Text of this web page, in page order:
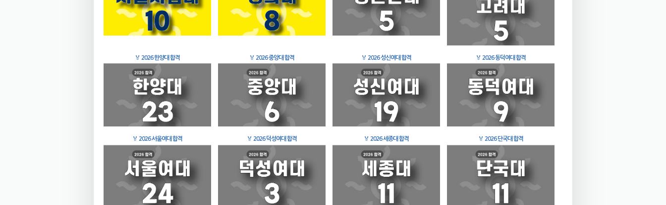
🏅 2026 한양대 합격 🏅 2026 중앙대 합격 🏅 2026 성신여대 합격 🏅 2026 동덕여대 합격
🏅 2026 서울여대 합격 🏅 2026 덕성여대 합격 🏅 2026 세종대 합격 🏅 2026 단국대 합격